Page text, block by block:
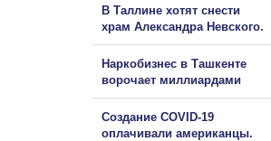
В Таллине хотят снести
храм Александра Невского.
Наркобизнес в Ташкенте
ворочает миллиардами
Создание COVID-19
оплачивали американцы.